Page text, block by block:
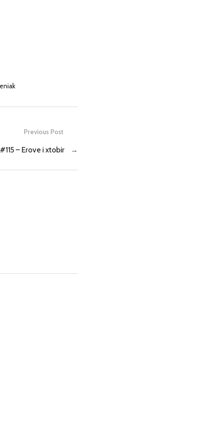
Previous Post
– Erove i xtobir →